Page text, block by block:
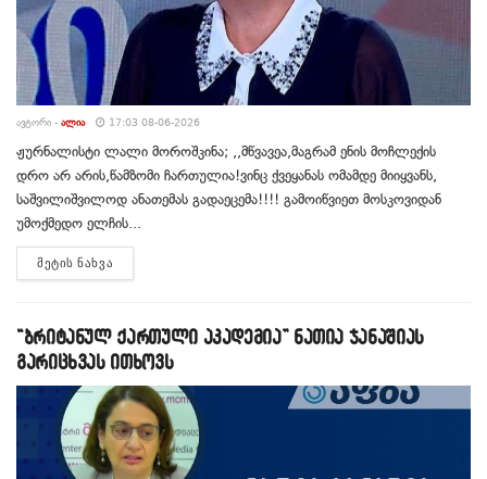
ᲐᲕᲢᲝᲠᲘ - ᲐᲚᲘᲐ 17:03 08-06-2026
ჟურნალისტი ლალი მოროშკინა; ,,მწვავეა,მაგრამ ენის მოჩლექის
დრო არ არის,წამზომი ჩართულია!ვინც ქვეყანას ომამდე მიიყვანს,
საშვილიშვილოდ ანათემას გადაეცემა!!!! გამოიწვიეთ მოსკოვიდან
უმოქმედო ელჩის...
ᲛᲔᲢᲘᲡ ᲜᲐᲮᲕᲐ
“ბრიტანულ ქართული აკადემია” ნათია ჯანაშიას
გარიცხვას ითხოვს